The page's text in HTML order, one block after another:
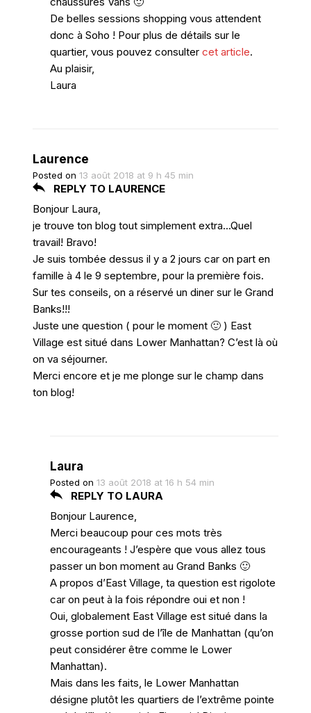
De belles sessions shopping vous attendent
donc à Soho ! Pour plus de détails sur le
quartier, vous pouvez consulter cet article.
Au plaisir,
Laura
Laurence
Posted on 13 août 2018 at 9 h 45 min
REPLY TO LAURENCE
Bonjour Laura,
je trouve ton blog tout simplement extra…Quel
travail! Bravo!
Je suis tombée dessus il y a 2 jours car on part en
famille à 4 le 9 septembre, pour la première fois.
Sur tes conseils, on a réservé un diner sur le Grand
Banks!!!
Juste une question ( pour le moment 🙂 ) East
Village est situé dans Lower Manhattan? C’est là où
on va séjourner.
Merci encore et je me plonge sur le champ dans
ton blog!
Laura
Posted on 13 août 2018 at 16 h 54 min
REPLY TO LAURA
Bonjour Laurence,
Merci beaucoup pour ces mots très
encourageants ! J’espère que vous allez tous
passer un bon moment au Grand Banks 🙂
A propos d’East Village, ta question est rigolote
car on peut à la fois répondre oui et non !
Oui, globalement East Village est situé dans la
grosse portion sud de l’île de Manhattan (qu’on
peut considérer être comme le Lower
Manhattan).
Mais dans les faits, le Lower Manhattan
désigne plutôt les quartiers de l’extrême pointe